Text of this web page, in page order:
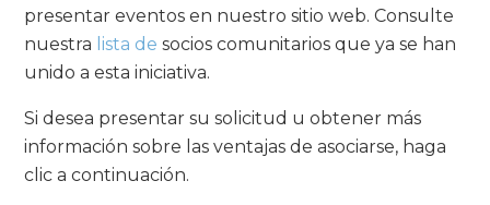
presentar eventos en nuestro sitio web. Consulte
nuestra lista de socios comunitarios que ya se han
unido a esta iniciativa.
Si desea presentar su solicitud u obtener más
información sobre las ventajas de asociarse, haga
clic a continuación.